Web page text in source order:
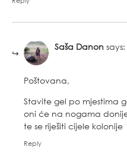
Saša Danon says:
Poštovana,
Stavite gel po mjestima
oni će na nogama
te se riješiti cijele kolonije
Reply